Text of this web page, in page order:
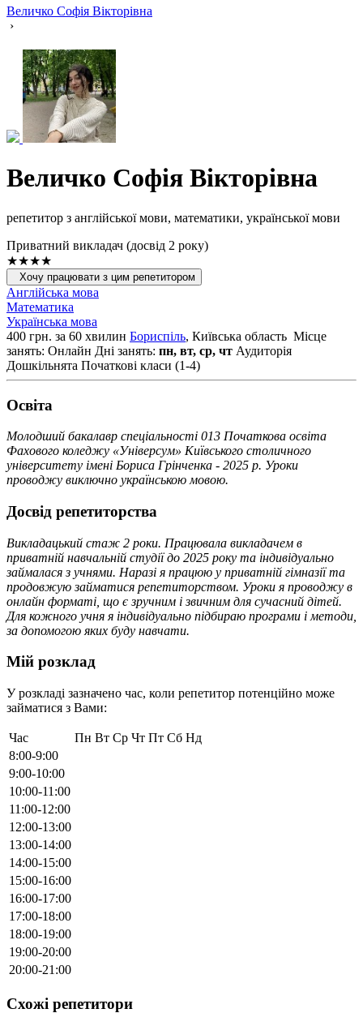
Величко Софія Вікторівна
›
Величко Софія Вікторівна
репетитор з англійської мови, математики, української мови
Приватний викладач (досвід 2 року)
★★★★
Хочу працювати з цим репетитором
Англійська мова
Математика
Українська мова
400 грн. за 60 хвилин Бориспіль, Київська область Місце
занять: Онлайн Дні занять: пн, вт, ср, чт Аудиторія
Дошкільнята Початкові класи (1-4)
Освiта
Молодший бакалавр спеціальності 013 Початкова освіта
Фахового коледжу «Універсум» Київського столичного
університету імені Бориса Грінченка - 2025 р. Уроки
проводжу виключно українською мовою.
Досвід репетиторства
Викладацький стаж 2 роки. Працювала викладачем в
приватній навчальній студії до 2025 року та індивідуально
займалася з учнями. Наразі я працюю у приватній гімназії та
продовжую займатися репетиторством. Уроки я проводжу в
онлайн форматі, що є зручним і звичним для сучасний дітей.
Для кожного учня я індивідуально підбираю програми і методи,
за допомогою яких буду навчати.
Мій розклад
У розкладі зазначено час, коли репетитор потенційно може
займатися з Вами:
Час Пн Вт Ср Чт Пт Сб Нд
8:00-9:00
9:00-10:00
10:00-11:00
11:00-12:00
12:00-13:00
13:00-14:00
14:00-15:00
15:00-16:00
16:00-17:00
17:00-18:00
18:00-19:00
19:00-20:00
20:00-21:00
Схожі репетитори